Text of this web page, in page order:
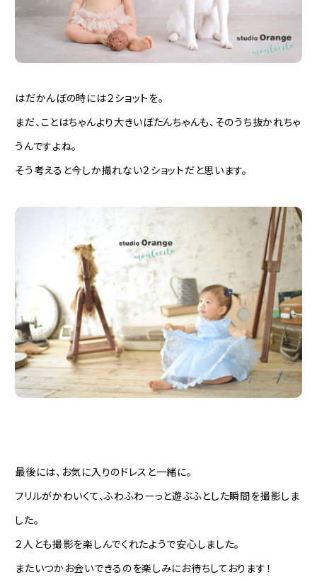
はだかんぼの時には２ショットを。
まだ、ことはちゃんより大きいぼたんちゃんも、そのうち抜かれちゃ
うんですよね。
そう考えると今しか撮れない２ショットだと思います。
最後には、お気に入りのドレスと一緒に。
フリルがかわいくて、ふわふわーっと遊ぶふとした瞬間を撮影しま
した。
２人とも撮影を楽しんでくれたようで安心しました。
またいつかお会いできるのを楽しみにお待ちしております！